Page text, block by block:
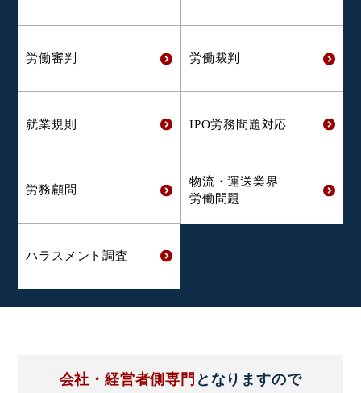
労働審判 労働裁判
就業規則 IPO労務問題対応
労務顧問
物流・運送業界
労働問題
ハラスメント調査
会社・経営者側専門 となりますので